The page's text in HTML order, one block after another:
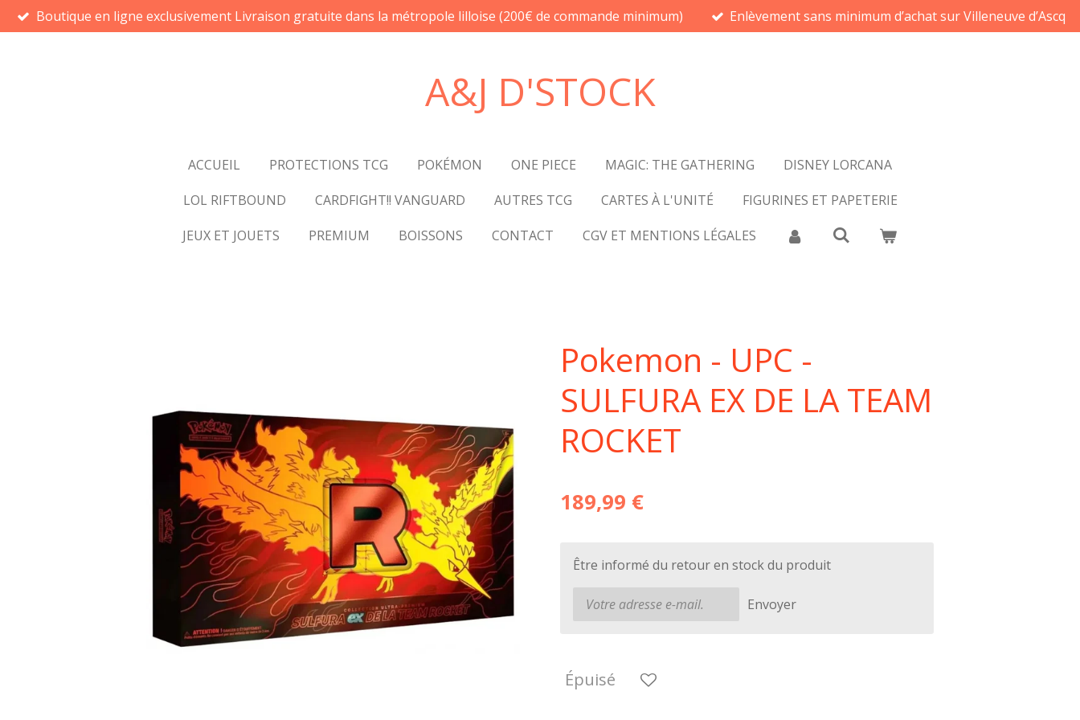
Passer
au
Boutique en ligne exclusivement Livraison gratuite dans la métropole lilloise (200€ de commande minimum) Enlèvement sans minimum d’achat sur Villeneuve d’Ascq
A&J D'STOCK
ACCUEIL PROTECTIONS TCG POKÉMON ONE PIECE MAGIC: THE GATHERING
DISNEY LORCANA
LOL RIFTBOUND
CARDFIGHT!! VANGUARD AUTRES TCG CARTES À L'UNITÉ
FIGURINES ET PAPETERIE
JEUX ET JOUETS
PREMIUM BOISSONS CONTACT CGV ET MENTIONS LÉGALES
Pokemon - UPC -
SULFURA EX DE LA TEAM
ROCKET
189,99 €
Être informé du retour en stock du produit
Envoyer
Épuisé